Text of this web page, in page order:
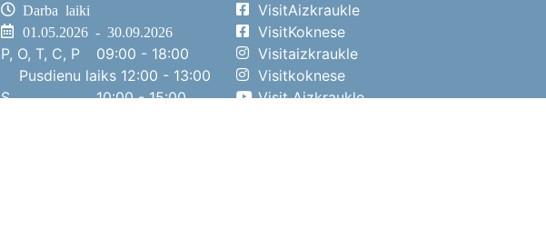
Darba laiki
01.05.2026 - 30.09.2026
P, O, T, C, P
09:00 - 18:00
Pusdienu laiks 12:00 - 13:00
S
10:00 - 15:00
VisitAizkraukle
VisitKoknese
Visitaizkraukle
Visitkoknese
Visit Aizkraukle